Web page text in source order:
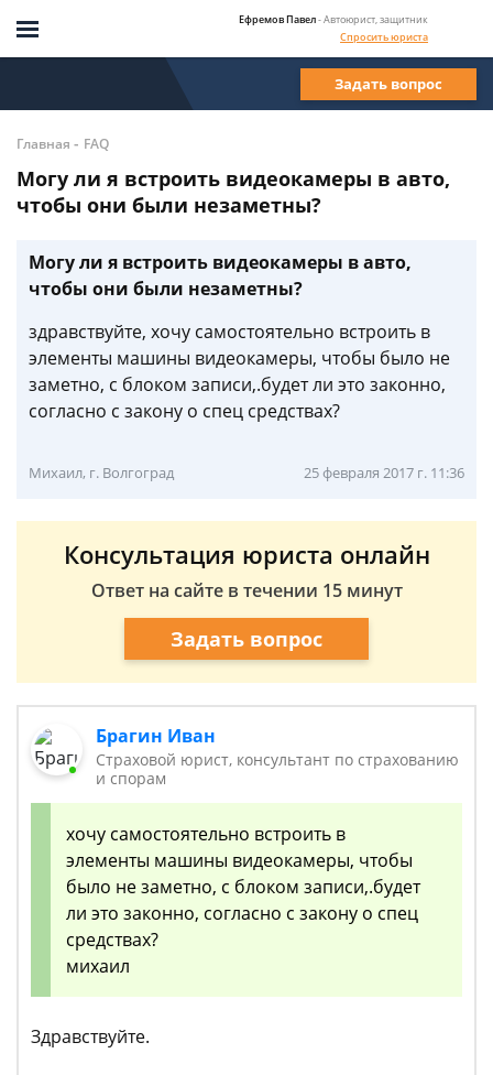
Ефремов Павел- Автоюрист, защитник
Спросить юриста
Задать вопрос
Главная - FAQ
Могу ли я встроить видеокамеры в авто,
чтобы они были незаметны?
Могу ли я встроить видеокамеры в авто,
чтобы они были незаметны?
здравствуйте, хочу самостоятельно встроить в
элементы машины видеокамеры, чтобы было не
заметно, с блоком записи,.будет ли это законно,
согласно с закону о спец средствах?
Михаил, г. Волгоград 25 февраля 2017 г. 11:36
Консультация юриста онлайн
Ответ на сайте в течении 15 минут
Задать вопрос
Брагин Иван
Страховой юрист, консультант по страхованию
и спорам
хочу самостоятельно встроить в
элементы машины видеокамеры, чтобы
было не заметно, с блоком записи,.будет
ли это законно, согласно с закону о спец
средствах?
михаил
Здравствуйте.